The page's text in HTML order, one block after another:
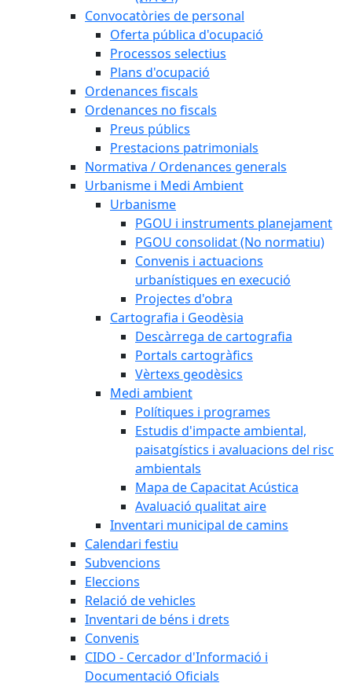
Convocatòries de personal
Oferta pública d'ocupació
Processos selectius
Plans d'ocupació
Ordenances fiscals
Ordenances no fiscals
Preus públics
Prestacions patrimonials
Normativa / Ordenances generals
Urbanisme i Medi Ambient
Urbanisme
PGOU i instruments planejament
PGOU consolidat (No normatiu)
Convenis i actuacions
urbanístiques en execució
Projectes d'obra
Cartografia i Geodèsia
Descàrrega de cartografia
Portals cartogràfics
Vèrtexs geodèsics
Medi ambient
Polítiques i programes
Estudis d'impacte ambiental,
paisatgístics i avaluacions del risc
ambientals
Mapa de Capacitat Acústica
Avaluació qualitat aire
Inventari municipal de camins
Calendari festiu
Subvencions
Eleccions
Relació de vehicles
Inventari de béns i drets
Convenis
CIDO - Cercador d'Informació i
Documentació Oficials